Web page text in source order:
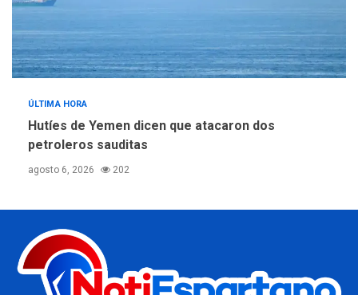
ÚLTIMA HORA
Hutíes de Yemen dicen que atacaron dos
petroleros sauditas
agosto 6, 2026 202